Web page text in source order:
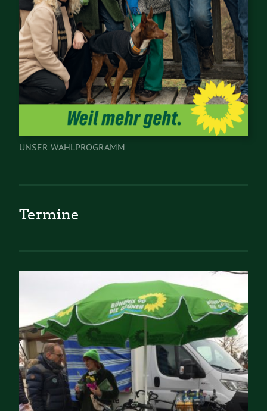
UNSER WAHLPROGRAMM
Termine